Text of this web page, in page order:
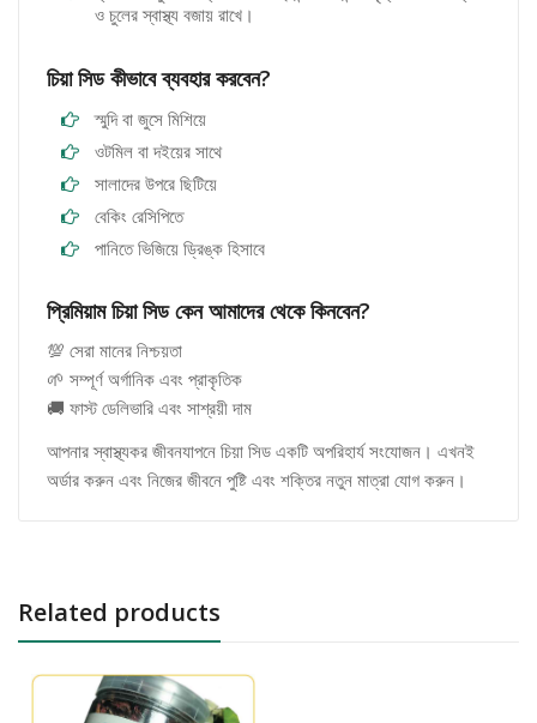
ও চুলের স্বাস্থ্য বজায় রাখে।
চিয়া সিড কীভাবে ব্যবহার করবেন?
স্মুদি বা জুসে মিশিয়ে
ওটমিল বা দইয়ের সাথে
সালাদের উপরে ছিটিয়ে
বেকিং রেসিপিতে
পানিতে ভিজিয়ে ড্রিঙ্ক হিসাবে
প্রিমিয়াম চিয়া সিড কেন আমাদের থেকে কিনবেন?
💯 সেরা মানের নিশ্চয়তা
🌱 সম্পূর্ণ অর্গানিক এবং প্রাকৃতিক
🚚 ফাস্ট ডেলিভারি এবং সাশ্রয়ী দাম
আপনার স্বাস্থ্যকর জীবনযাপনে চিয়া সিড একটি অপরিহার্য সংযোজন। এখনই
অর্ডার করুন এবং নিজের জীবনে পুষ্টি এবং শক্তির নতুন মাত্রা যোগ করুন।
Related products